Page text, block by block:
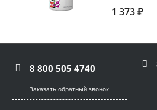
1 373 ₽
8 800 505 4740
Заказать обратный звонок